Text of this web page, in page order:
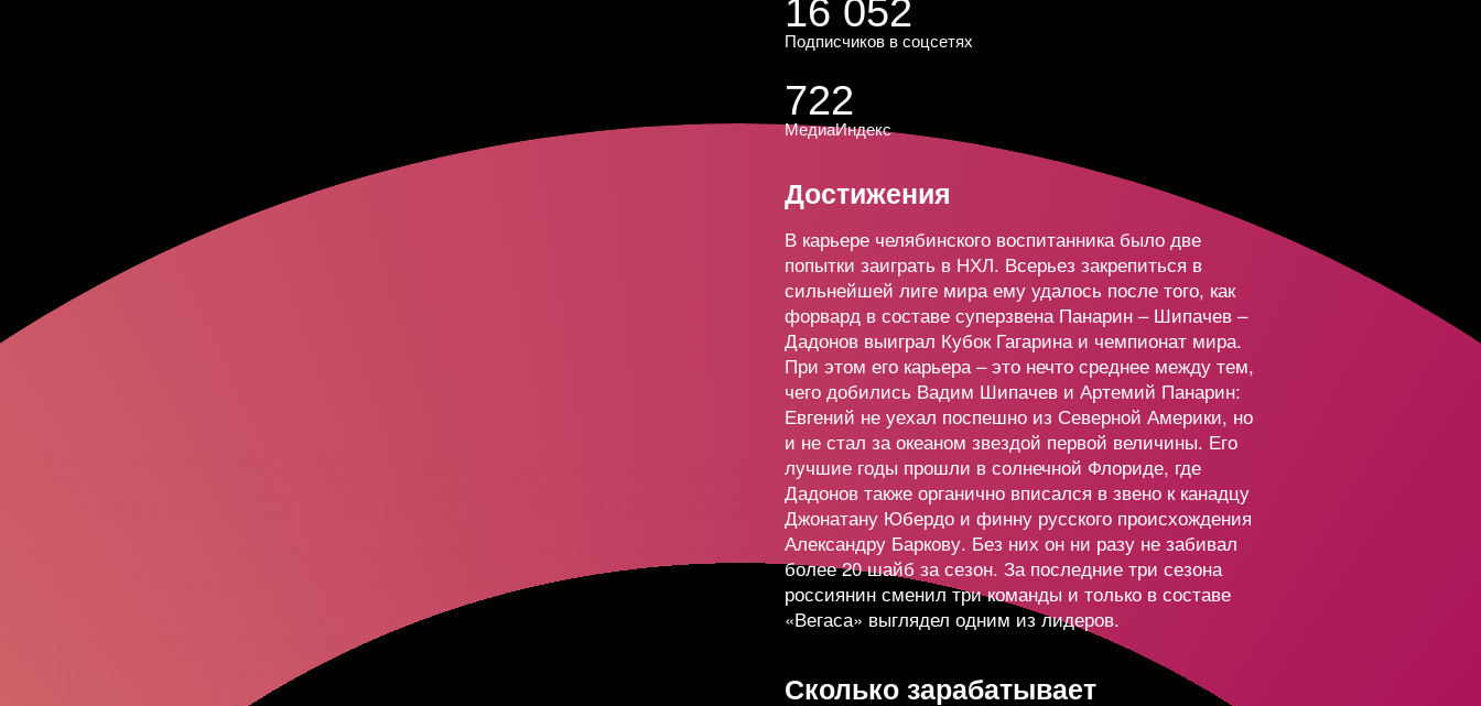
+2
-1
Анна Щербакова 816 424
+1 8 999 5 245 780 2 000 000
+10 541 55 875
+8 48 472 1 004 840
+18 6 564 354 918
-13 26 482 1 163 440
Андрей 116 502
16 052
Подписчиков в соцсетях
722
МедиаИндекс
Достижения
В карьере челябинского воспитанника было две
попытки заиграть в НХЛ. Всерьез закрепиться в
сильнейшей лиге мира ему удалось после того, как
форвард в составе суперзвена Панарин – Шипачев –
Дадонов выиграл Кубок Гагарина и чемпионат мира.
При этом его карьера – это нечто среднее между тем,
чего добились Вадим Шипачев и Артемий Панарин:
Евгений не уехал поспешно из Северной Америки, но
и не стал за океаном звездой первой величины. Его
лучшие годы прошли в солнечной Флориде, где
Дадонов также органично вписался в звено к канадцу
Джонатану Юбердо и финну русского происхождения
Александру Баркову. Без них он ни разу не забивал
более 20 шайб за сезон. За последние три сезона
россиянин сменил три команды и только в составе
«Вегаса» выглядел одним из лидеров.
Сколько зарабатывает